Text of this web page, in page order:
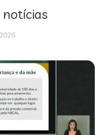
notícias